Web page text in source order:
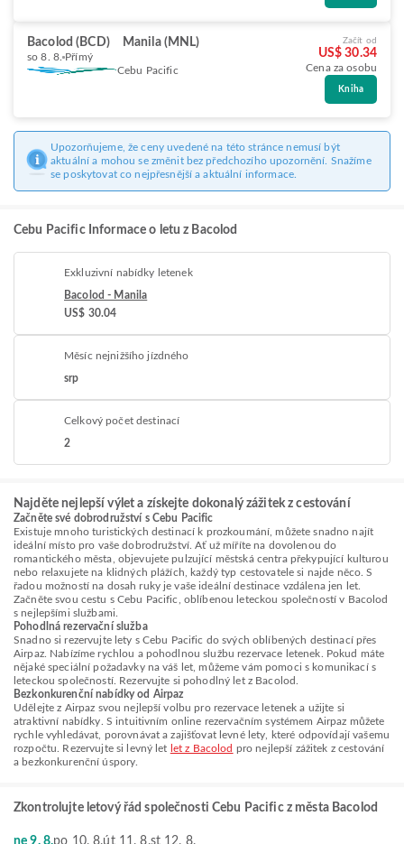
Bacolod (BCD) Manila (MNL)
so 8. 8. Přímý
Cebu Pacific
Začít od
US$ 30.34
Cena za osobu
Kniha
Upozorňujeme, že ceny uvedené na této stránce nemusí být
aktuální a mohou se změnit bez předchozího upozornění. Snažíme
se poskytovat co nejpřesnější a aktuální informace.
Cebu Pacific Informace o letu z Bacolod
Exkluzivní nabídky letenek
Bacolod - Manila
US$ 30.04
Měsíc nejnižšího jízdného
srp
Celkový počet destinací
2
Najděte nejlepší výlet a získejte dokonalý zážitek z cestování
Začněte své dobrodružství s Cebu Pacific
Existuje mnoho turistických destinací k prozkoumání, můžete snadno najít
ideální místo pro vaše dobrodružství. Ať už míříte na dovolenou do
romantického města, objevujete pulzující městská centra překypující kulturou
nebo relaxujete na klidných plážích, každý typ cestovatele si najde něco. S
řadou možností na dosah ruky je vaše ideální destinace vzdálena jen let.
Začněte svou cestu s Cebu Pacific, oblíbenou leteckou společností v Bacolod
s nejlepšími službami.
Pohodlná rezervační služba
Snadno si rezervujte lety s Cebu Pacific do svých oblíbených destinací přes
Airpaz. Nabízíme rychlou a pohodlnou službu rezervace letenek. Pokud máte
nějaké speciální požadavky na váš let, můžeme vám pomoci s komunikací s
leteckou společností. Rezervujte si pohodlný let z Bacolod.
Bezkonkurenční nabídky od Airpaz
Udělejte z Airpaz svou nejlepší volbu pro rezervace letenek a užijte si
atraktivní nabídky. S intuitivním online rezervačním systémem Airpaz můžete
rychle vyhledávat, porovnávat a zajišťovat levné lety, které odpovídají vašemu
rozpočtu. Rezervujte si levný let let z Bacolod pro nejlepší zážitek z cestování
a bezkonkurenční úspory.
Zkontrolujte letový řád společnosti Cebu Pacific z města Bacolod
ne 9. 8.po 10. 8.út 11. 8.st 12. 8.